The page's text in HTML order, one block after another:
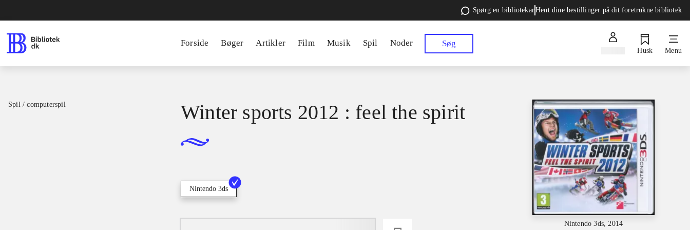
Spørg en bibliotekarHent dine bestillinger på dit foretrukne bibliotek
Forside Bøger Artikler Film Musik Spil Noder Søg
Husk Menu
Spil / computerspil
Nintendo 3ds, 2014
Winter sports 2012 : feel the spirit
Nintendo 3ds